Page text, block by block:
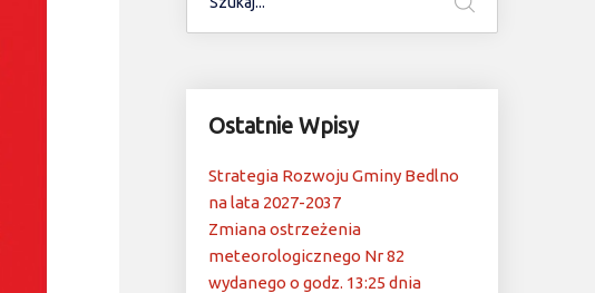
Ostatnie Wpisy
Strategia Rozwoju Gminy Bedlno
na lata 2027-2037
Zmiana ostrzeżenia
meteorologicznego Nr 82
wydanego o godz. 13:25 dnia